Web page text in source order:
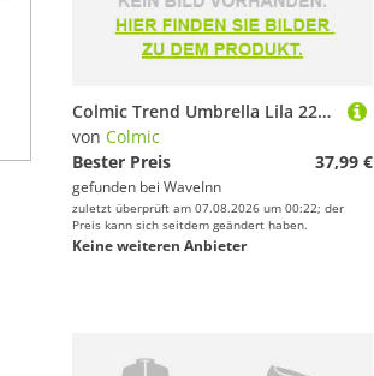
Colmic Trend Umbrella Lila 220 cm
von Colmic
Bester Preis
37,99 €
gefunden bei WaveInn
zuletzt überprüft am 07.08.2026 um 00:22; der
Preis kann sich seitdem geändert haben.
Keine weiteren Anbieter